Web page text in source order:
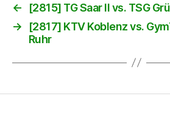
←
[2815] TG Saar II vs. TSG
→
[2817] KTV Koblenz vs.
Ruhr